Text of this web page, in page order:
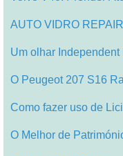
AUTO VIDRO
Um olhar
O Peugeot 207 S16
Como fazer uso de
O Melhor de